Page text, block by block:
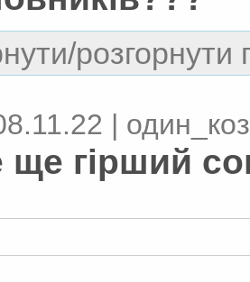
розгорнути
|
ще гірший